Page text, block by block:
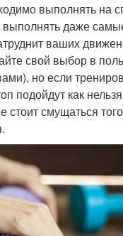
выполнять на
даже
ваших
свой выбор в
но если
подойдут как
смущаться